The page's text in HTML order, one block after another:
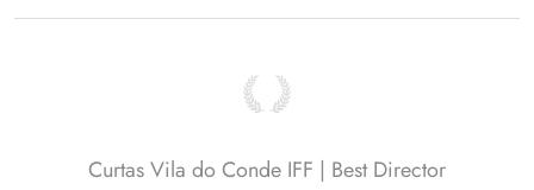
Curtas Vila do Conde IFF | Best Director